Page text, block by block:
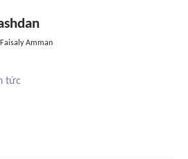
Amman
tức